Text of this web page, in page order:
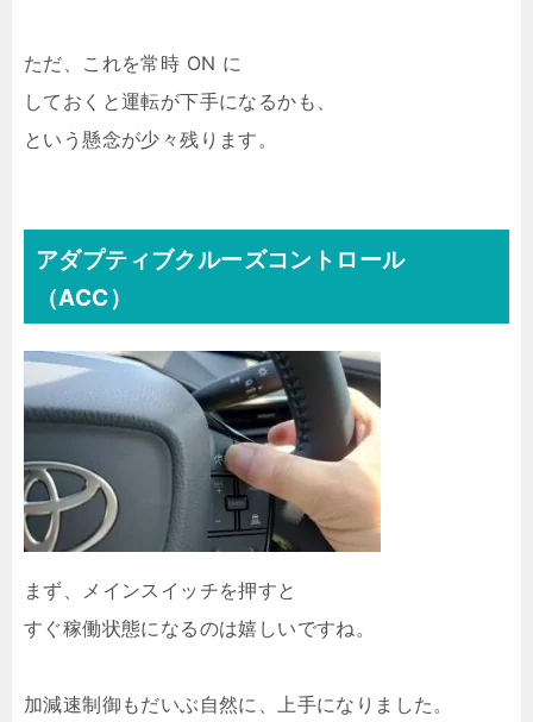
ただ、これを常時 ON に
しておくと運転が下手になるかも、
という懸念が少々残ります。
アダプティブクルーズコントロール
（ACC）
まず、メインスイッチを押すと
すぐ稼働状態になるのは嬉しいですね。
加減速制御もだいぶ自然に、上手になりました。